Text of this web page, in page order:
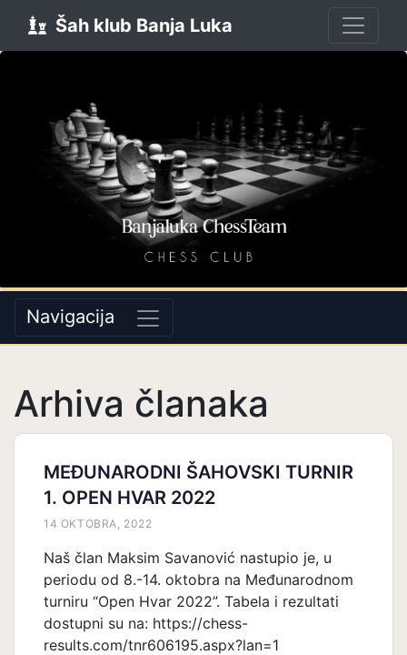
Šah klub Banja Luka
Navigacija
Arhiva članaka
MEĐUNARODNI ŠAHOVSKI TURNIR
1. OPEN HVAR 2022
14 OKTOBRA, 2022
Naš član Maksim Savanović nastupio je, u
periodu od 8.-14. oktobra na Međunarodnom
turniru “Open Hvar 2022”. Tabela i rezultati
dostupni su na: https://chess-
results.com/tnr606195.aspx?lan=1